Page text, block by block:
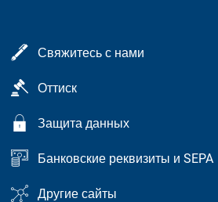
Свяжитесь с нами
Оттиск
Защита данных
Банковские реквизиты и SEPA
Другие сайты